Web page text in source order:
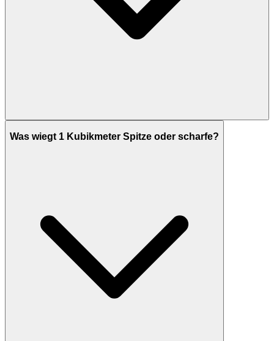
Was wiegt 1 Kubikmeter Spitze oder scharfe?